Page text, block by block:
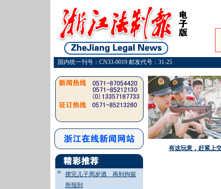
国内统一刊号：CN33-0019 邮发代号：31-25
摆完儿子周岁酒 再到拘留
所报到
有这玩意，赶紧上